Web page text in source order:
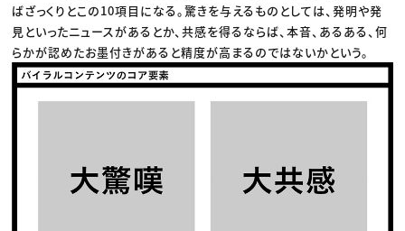
ばざっくりとこの10項目になる。驚きを与えるものとしては、発明や発
見といったニュースがあるとか、共感を得るならば、本音、あるある、何
らかが認めたお墨付きがあると精度が高まるのではないかという。